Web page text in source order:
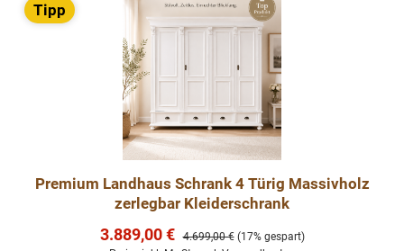
Tipp
Premium Landhaus Schrank 4 Türig Massivholz
zerlegbar Kleiderschrank
Verkaufspreis:
3.889,00 € Regulärer Preis:
4.699,00 € (17% gespart)